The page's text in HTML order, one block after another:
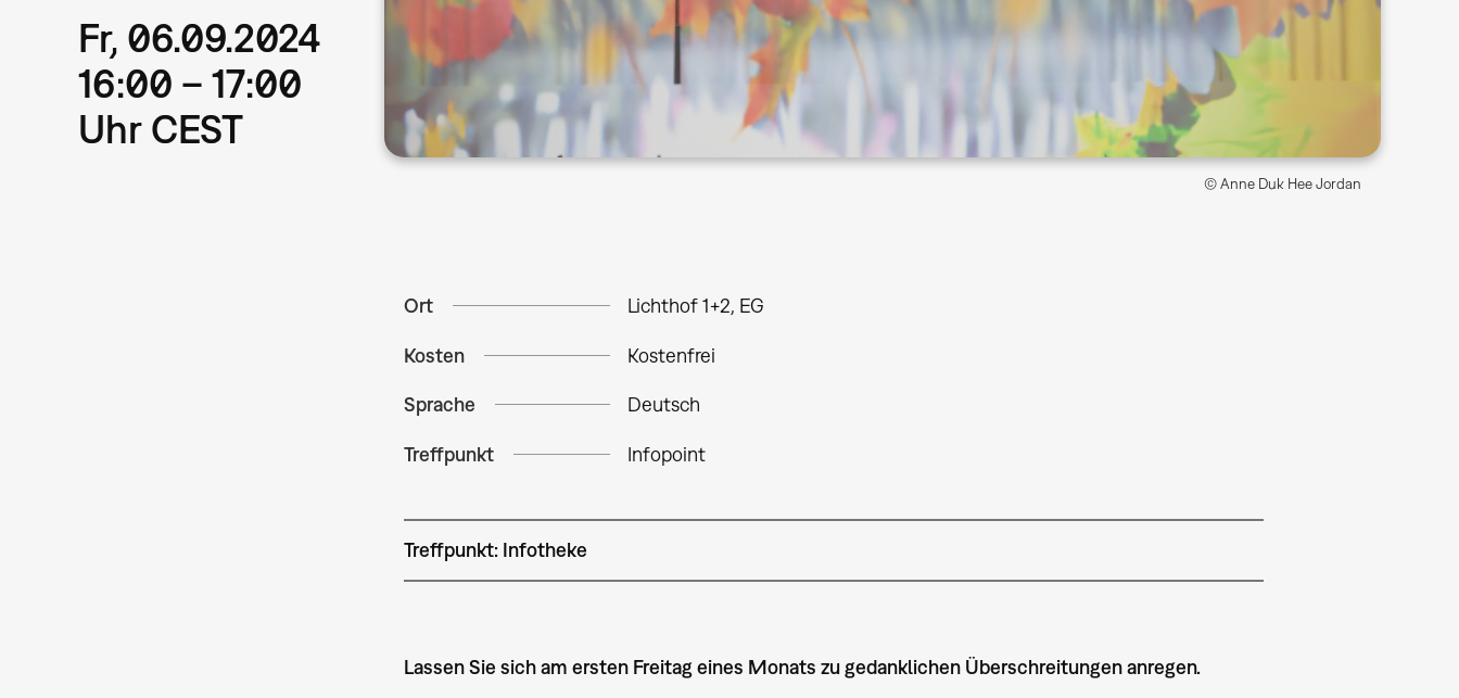
Fr, 06.09.2024
16:00 – 17:00
Uhr CEST
© Anne Duk Hee Jordan
Ort Lichthof 1+2, EG
Kosten Kostenfrei
Sprache Deutsch
Treffpunkt Infopoint
Treffpunkt: Infotheke
Lassen Sie sich am ersten Freitag eines Monats zu gedanklichen Überschreitungen anregen.